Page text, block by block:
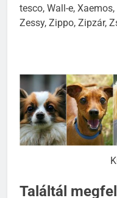
tesco, Wall-e,
Zessy, Zippo, Zipzár,
Találtál